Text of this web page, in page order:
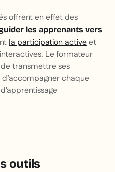
offrent en effet des
les apprenants vers
la participation activeet
Le formateur
transmettre ses
chaque
outils